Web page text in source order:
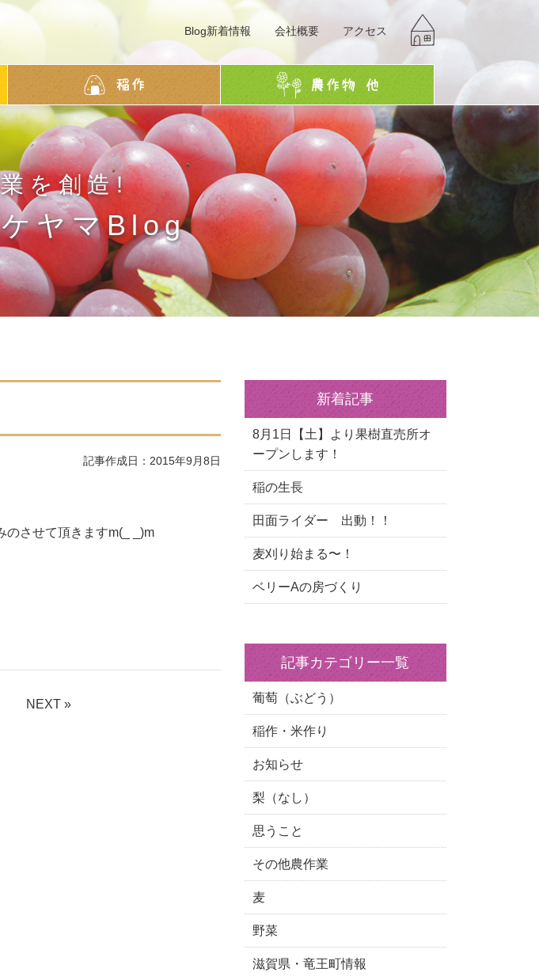
アクセス
会社概要
Blog新着情報
を創造!
ヤマBlog
記事作成日：2015年9月8日
のさせて頂きますm(_ _)m
NEXT »
新着記事
8月1日【土】より果樹直売所オ
ープンします！
稲の生長
田面ライダー 出動！！
麦刈り始まる〜！
ベリーAの房づくり
記事カテゴリー一覧
葡萄（ぶどう）
稲作・米作り
お知らせ
梨（なし）
思うこと
その他農作業
麦
野菜
滋賀県・竜王町情報